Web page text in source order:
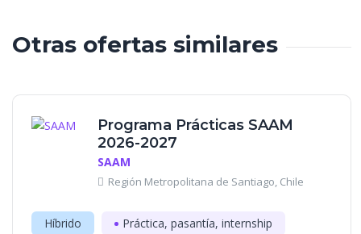
Otras ofertas similares
Programa Prácticas SAAM
2026-2027
SAAM
Región Metropolitana de Santiago, Chile
Híbrido Práctica, pasantía, internship